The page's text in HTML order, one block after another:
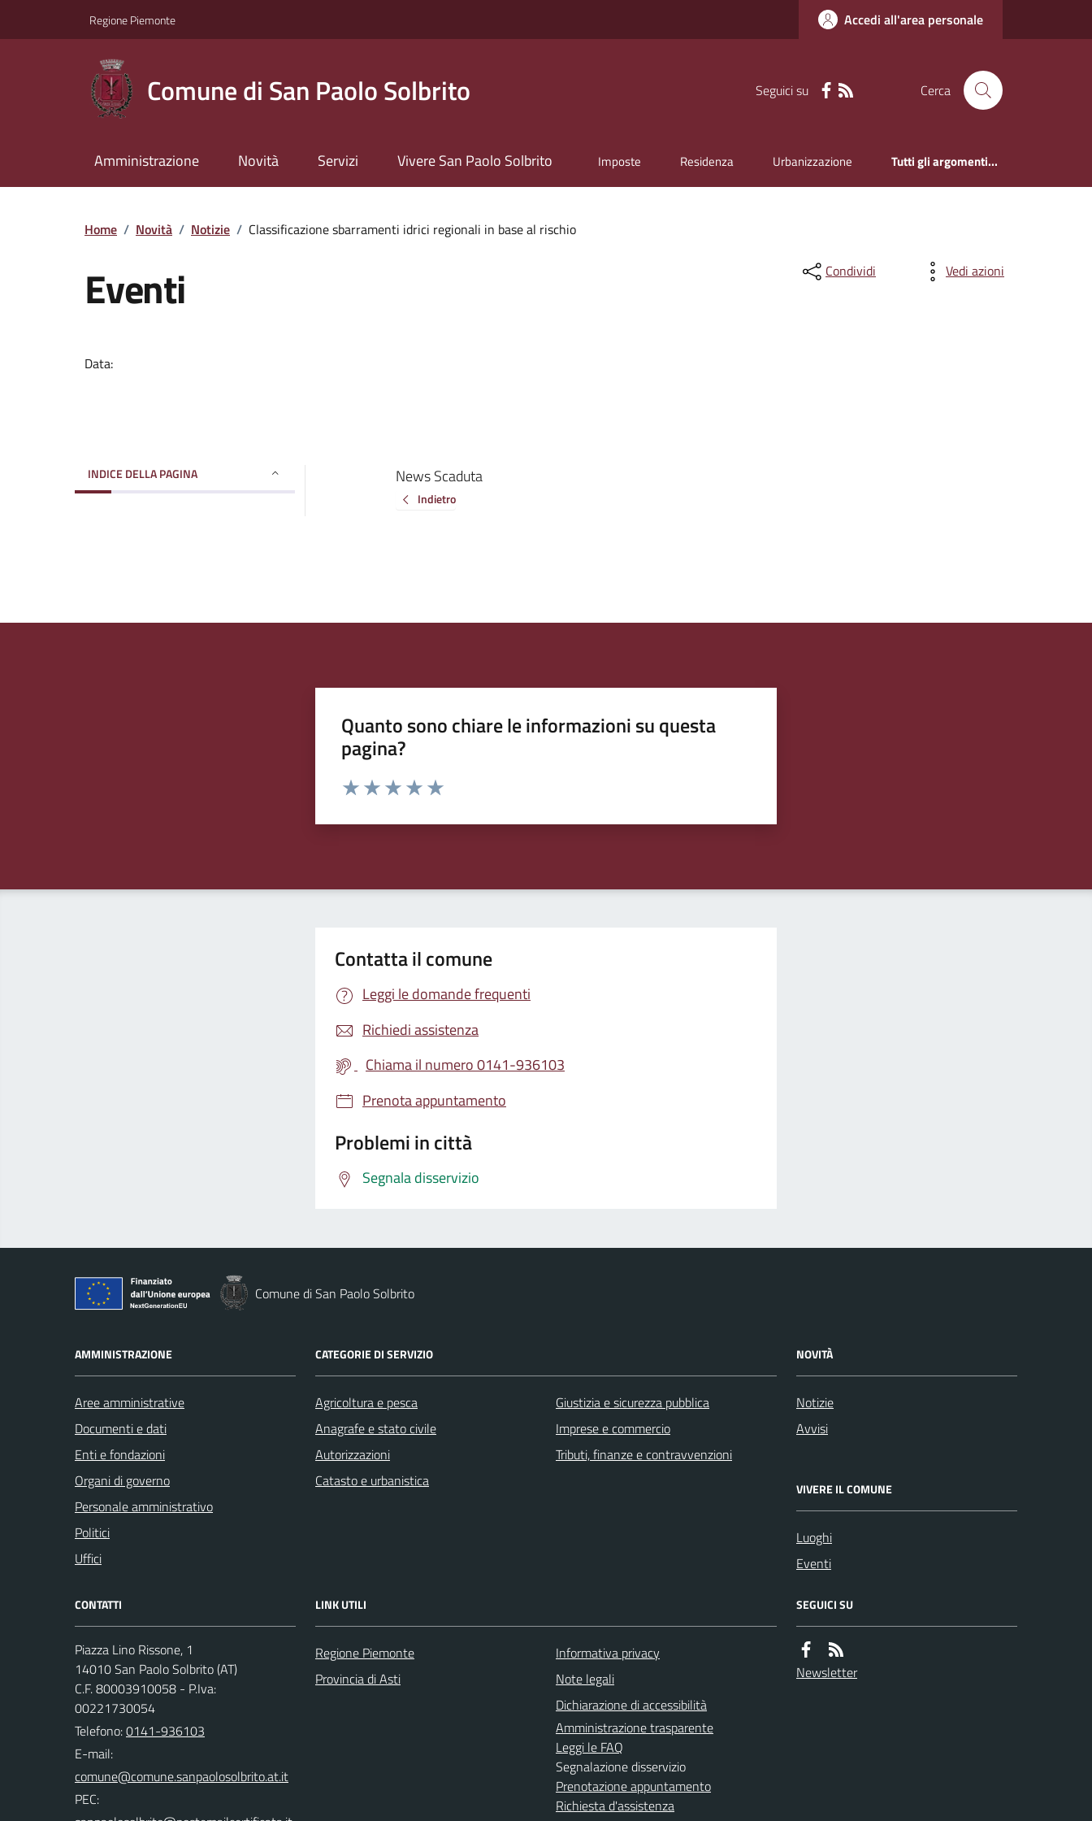
Regione Piemonte Accedi all'area personale
Comune di San Paolo Solbrito Seguici su Cerca
Amministrazione Novità Servizi Vivere San Paolo Solbrito Imposte Residenza Urbanizzazione Tutti gli argomenti...
Home / Novità / Notizie / Classificazione sbarramenti idrici regionali in base al rischio
Eventi
Data:
Condividi Vedi azioni
INDICE DELLA PAGINA News Scaduta
Indietro
Quanto sono chiare le informazioni su questa
pagina?
Valuta da 1 a 5 stelle la pagina
Contatta il comune
Leggi le domande frequenti
Richiedi assistenza
Chiama il numero 0141-936103
Prenota appuntamento
Problemi in città
Segnala disservizio
Comune di San Paolo Solbrito
AMMINISTRAZIONE
Aree amministrative
Documenti e dati
Enti e fondazioni
Organi di governo
Personale amministrativo
Politici
Uffici
CATEGORIE DI SERVIZIO
Agricoltura e pesca
Anagrafe e stato civile
Autorizzazioni
Catasto e urbanistica
Giustizia e sicurezza pubblica
Imprese e commercio
Tributi, finanze e contravvenzioni
NOVITÀ
Notizie
Avvisi
VIVERE IL COMUNE
Luoghi
Eventi
CONTATTI
Piazza Lino Rissone, 1
14010 San Paolo Solbrito (AT)
C.F. 80003910058 - P.Iva:
00221730054
Telefono:0141-936103
E-mail:
PEC:
LINK UTILI
Regione Piemonte
Provincia di Asti
Informativa privacy
Note legali
Dichiarazione di accessibilità
Amministrazione trasparente
Leggi le FAQ
Segnalazione disservizio
Prenotazione appuntamento
Richiesta d'assistenza
SEGUICI SU
Newsletter